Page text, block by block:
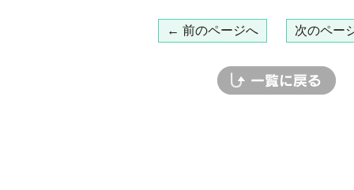
← 前のページへ 次のペー